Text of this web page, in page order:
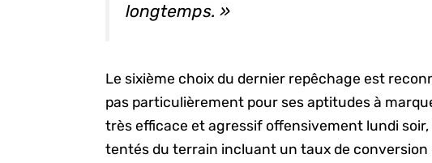
longtemps. »
Le sixième choix du dernier repêchage est
pas particulièrement pour ses aptitudes à
très efficace et agressif offensivement lundi soir,
tentés du terrain incluant un taux de conversion